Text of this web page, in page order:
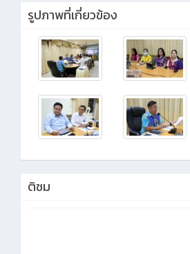
รูปภาพที่เกี่ยวข้อง
ติชม